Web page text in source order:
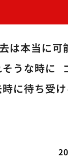
は本当に可
うな時に
に待ち受